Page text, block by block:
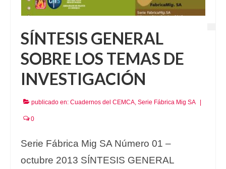
SÍNTESIS GENERAL
SOBRE LOS TEMAS DE
INVESTIGACIÓN
publicado en: Cuadernos del CEMCA, Serie Fábrica Mig SA
0
Serie Fábrica Mig SA Número 01 –
octubre 2013 SÍNTESIS GENERAL